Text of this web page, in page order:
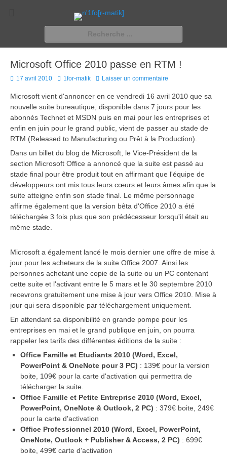
n'1fo[r-matik]
Pour les nymphos d'infos en info…
Microsoft Office 2010 passe en RTM !
Posted
17 avril 2010 Author
1for-matik Laisser un commentaire
Microsoft vient d'annoncer en ce vendredi 16 avril 2010 que sa
nouvelle suite bureautique, disponible dans 7 jours pour les
abonnés Technet et MSDN puis en mai pour les entreprises et
enfin en juin pour le grand public, vient de passer au stade de
RTM (Released to Manufacturing ou Prêt à la Production).
Dans un billet du blog de Microsoft, le Vice-Président de la
section Microsoft Office a annoncé que la suite est passé au
stade final pour être produit tout en affirmant que l'équipe de
développeurs ont mis tous leurs cœurs et leurs âmes afin que la
suite atteigne enfin son stade final. Le même personnage
affirme également que la version bêta d'Office 2010 a été
téléchargée 3 fois plus que son prédécesseur lorsqu'il était au
même stade.
Microsoft a également lancé le mois dernier une offre de mise à
jour pour les acheteurs de la suite Office 2007. Ainsi les
personnes achetant une copie de la suite ou un PC contenant
cette suite et l'activant entre le 5 mars et le 30 septembre 2010
recevrons gratuitement une mise à jour vers Office 2010. Mise à
jour qui sera disponible par téléchargement uniquement.
En attendant sa disponibilité en grande pompe pour les
entreprises en mai et le grand publique en juin, on pourra
rappeler les tarifs des différentes éditions de la suite :
Office Famille et Etudiants 2010 (Word, Excel,
PowerPoint & OneNote pour 3 PC) : 139€ pour la version
boite, 109€ pour la carte d'activation qui permettra de
télécharger la suite.
Office Famille et Petite Entreprise 2010 (Word, Excel,
PowerPoint, OneNote & Outlook, 2 PC) : 379€ boite, 249€
pour la carte d'activation
Office Professionnel 2010 (Word, Excel, PowerPoint,
OneNote, Outlook + Publisher & Access, 2 PC) : 699€
boite, 499€ carte d'activation